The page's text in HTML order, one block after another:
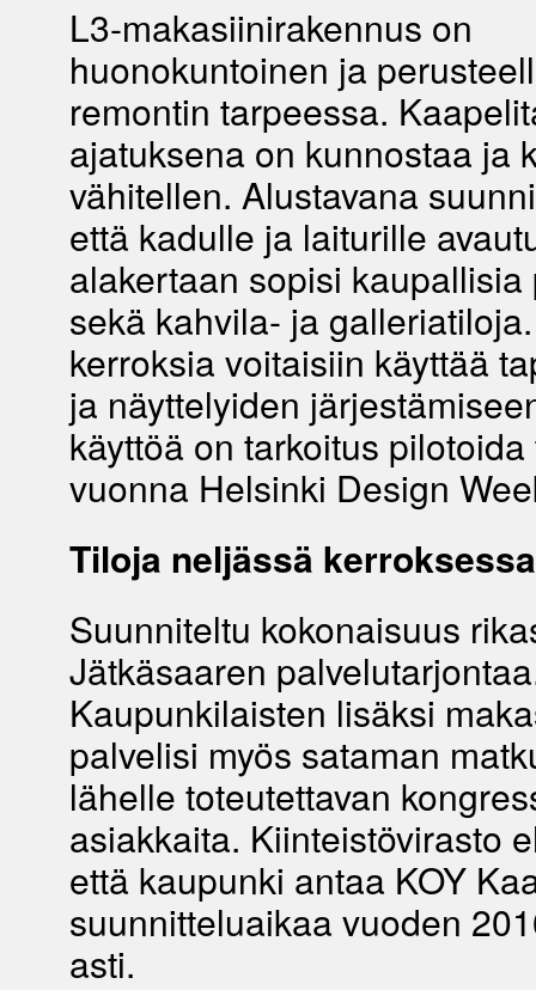
L3-makasiinirakennus on
huonokuntoinen ja
remontin tarpeessa.
ajatuksena on kunnostaa ja
vähitellen. Alustavana
että kadulle ja laiturille
alakertaan sopisi kaupallisia
sekä kahvila- ja
kerroksia voitaisiin käyttää
ja näyttelyiden
käyttöä on tarkoitus
vuonna Helsinki Design
Tiloja neljässä kerroksessa
Suunniteltu kokonaisuus
Jätkäsaaren
Kaupunkilaisten lisäksi
palvelisi myös sataman
lähelle toteutettavan
asiakkaita. Kiinteistövirasto
että kaupunki antaa KOY
suunnitteluaikaa vuoden
asti.